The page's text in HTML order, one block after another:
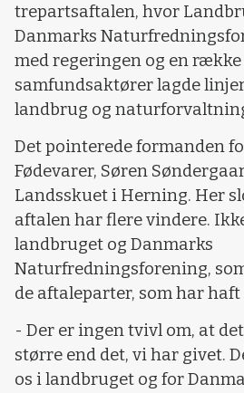
trepartsaftalen, hvor
Danmarks
med regeringen og en
samfundsaktører lagde
landbrug og
Det pointerede formanden
Fødevarer, Søren
Landsskuet i Herning. Her
aftalen har flere vindere.
landbruget og Danmarks
Naturfredningsforening,
de aftaleparter, som har
- Der er ingen tvivl om, at
større end det, vi har givet.
os i landbruget og for